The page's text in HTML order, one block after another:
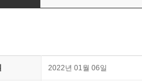
2022년 01월 06일